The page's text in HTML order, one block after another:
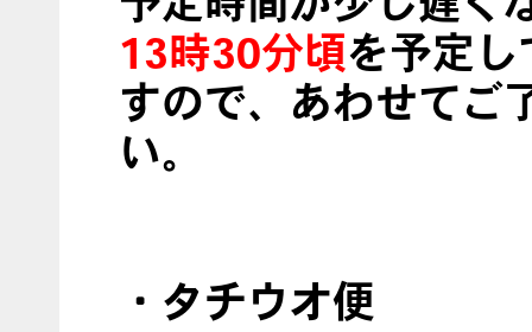
13時30分頃を予定し
すので、あわせてご
い。
・タチウオ便